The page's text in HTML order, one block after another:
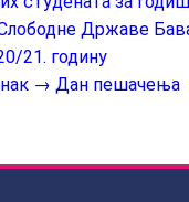
Државе
21. годину
→ Дан пешачења